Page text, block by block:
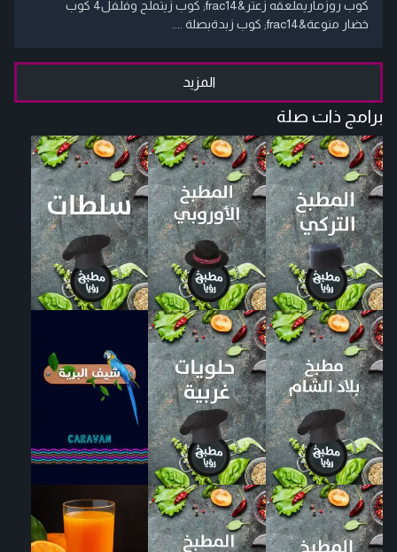
كوب روزماريملعقه زعتر&frac14; كوب زيتملح وفلفل4 كوب
خضار منوعة&frac14; كوب زبدةبصلة ....
المزيد
برامج ذات صلة